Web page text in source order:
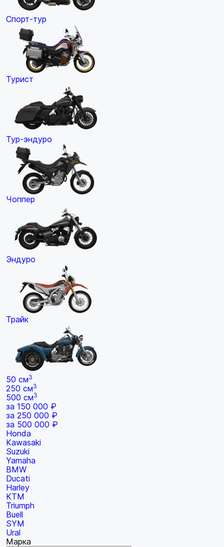
Спорт-тур
Турист
Тур-эндуро
Чоппер
Эндуро
Трайк
50 см3
250 см3
500 см3
за 150 000 ₽
за 250 000 ₽
за 500 000 ₽
Honda
Kawasaki
Suzuki
Yamaha
BMW
Ducati
Harley
KTM
Triumph
Buell
SYM
Ural
Марка